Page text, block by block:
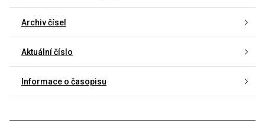
Archiv čísel
Aktuální číslo
Informace o časopisu